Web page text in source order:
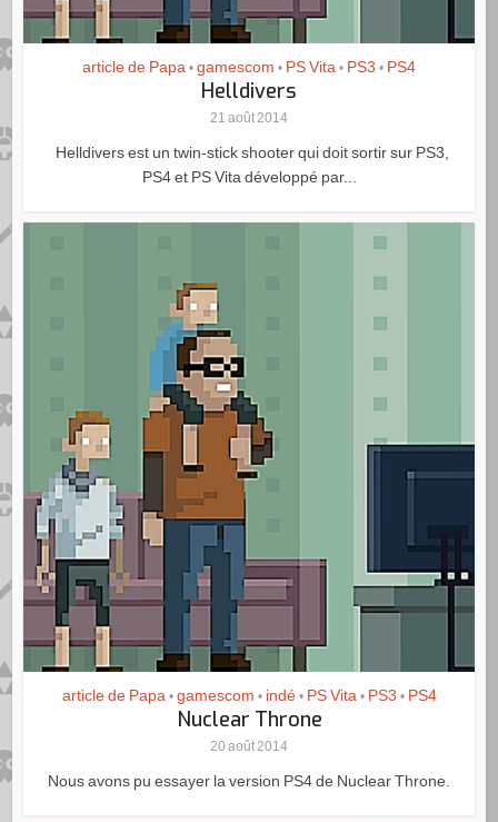
article de Papa • gamescom • PS Vita • PS3 • PS4
Helldivers
21 août 2014
Helldivers est un twin-stick shooter qui doit sortir sur PS3,
PS4 et PS Vita développé par...
article de Papa • gamescom • indé • PS Vita • PS3 • PS4
Nuclear Throne
20 août 2014
Nous avons pu essayer la version PS4 de Nuclear Throne.